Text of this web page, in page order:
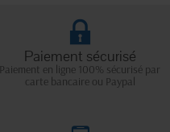
Paiement sécurisé
Paiement en ligne 100% sécurisé par
carte bancaire ou Paypal